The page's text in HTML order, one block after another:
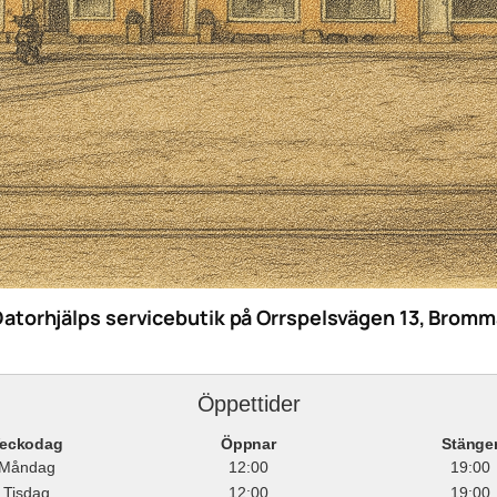
servicebutik på Orrspelsvägen 13,
Öppettider
Öppnar
12:00
19:00
Tisdag
12:00 19:00